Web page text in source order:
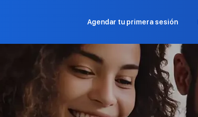
Agendar tu primera sesión